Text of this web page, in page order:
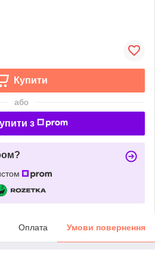
Купити
або
з
Оплата Умови повернення